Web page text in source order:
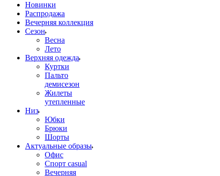
Новинки
Распродажа
Вечерняя коллекция
Сезон
Весна
Лето
Верхняя одежда
Куртки
Пальто
демисезон
Жилеты
утепленные
Низ
Юбки
Брюки
Шорты
Актуальные образы
Офис
Спорт casual
Вечерняя